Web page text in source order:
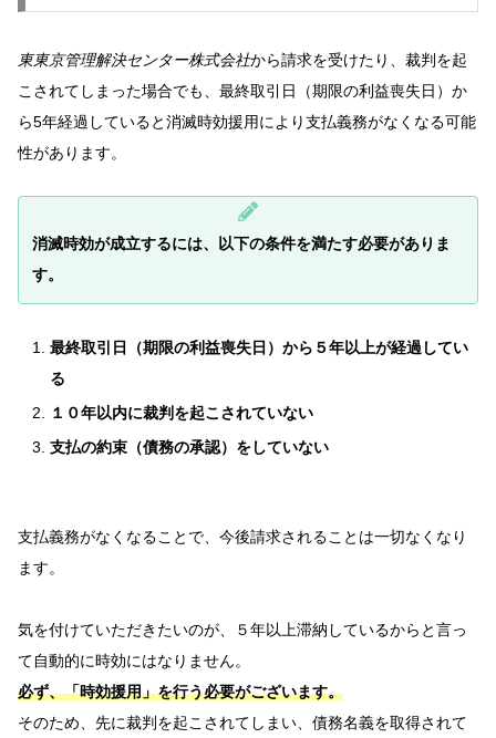
東東京管理解決センター株式会社から請求を受けたり、裁判を起
こされてしまった場合でも、最終取引日（期限の利益喪失日）か
ら5年経過していると消滅時効援用により支払義務がなくなる可能
性があります。
消滅時効が成立するには、以下の条件を満たす必要がありま
す。
最終取引日（期限の利益喪失日）から５年以上が経過してい
る
１０年以内に裁判を起こされていない
支払の約束（債務の承認）をしていない
支払義務がなくなることで、今後請求されることは一切なくなり
ます。
気を付けていただきたいのが、５年以上滞納しているからと言っ
て自動的に時効にはなりません。
必ず、「時効援用」を行う必要がございます。
そのため、先に裁判を起こされてしまい、債務名義を取得されて